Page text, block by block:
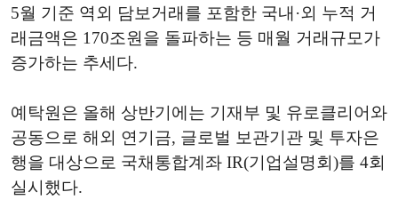
5월 기준 역외 담보거래를 포함한 국내·외 누적 거
래금액은 170조원을 돌파하는 등 매월 거래규모가
증가하는 추세다.
예탁원은 올해 상반기에는 기재부 및 유로클리어와
공동으로 해외 연기금, 글로벌 보관기관 및 투자은
행을 대상으로 국채통합계좌 IR(기업설명회)를 4회
실시했다.